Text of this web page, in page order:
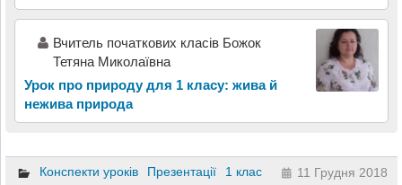
Вчитель початкових класів Божок
Тетяна Миколаївна
Урок про природу для 1 класу: жива й
нежива природа
Конспекти уроків Презентації 1 клас 11 Грудня 2018